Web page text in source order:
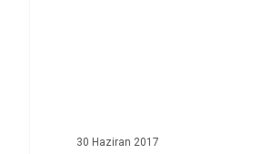
30 Haziran 2017